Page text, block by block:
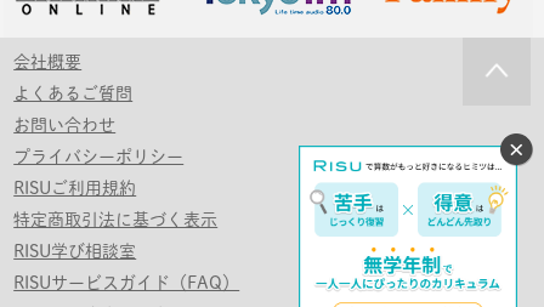
会社概要
よくあるご質問
お問い合わせ
プライバシーポリシー
RISUご利用規約
特定商取引法に基づく表示
RISU学び相談室
RISUサービスガイド（FAQ）